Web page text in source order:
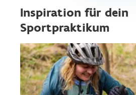
Inspiration für dein
Sportpraktikum